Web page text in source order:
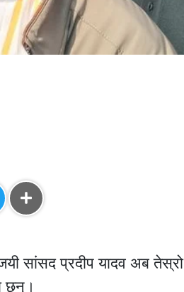
सांसद प्रदीप यादव अब तेस्रो
छन्।